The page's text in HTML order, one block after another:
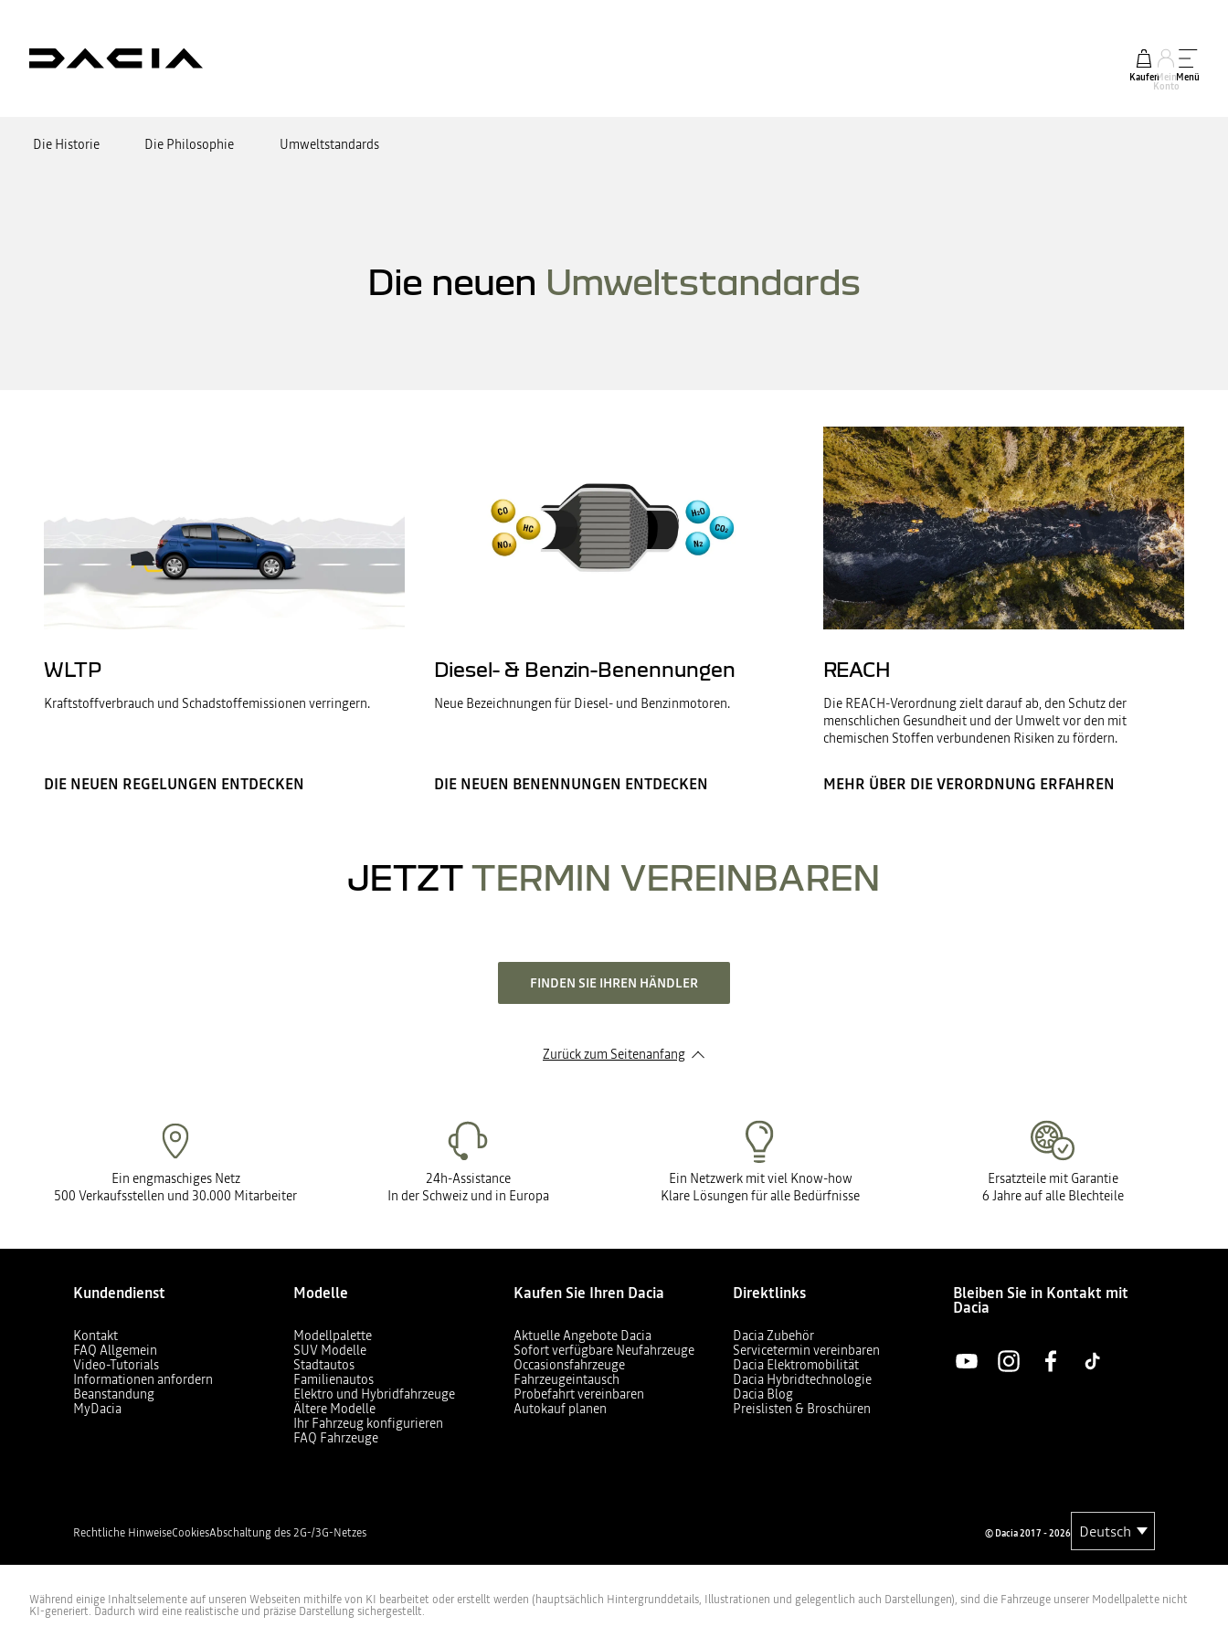
KaufenMein
Konto
Menü
Die Historie Die Philosophie Umweltstandards
Die neuen Umweltstandards
WLTP
Kraftstoffverbrauch und Schadstoffemissionen verringern.
DIE NEUEN REGELUNGEN ENTDECKEN
Diesel- & Benzin-Benennungen
Neue Bezeichnungen für Diesel- und Benzinmotoren.
DIE NEUEN BENENNUNGEN ENTDECKEN
REACH
Die REACH-Verordnung zielt darauf ab, den Schutz der
menschlichen Gesundheit und der Umwelt vor den mit
chemischen Stoffen verbundenen Risiken zu fördern.
MEHR ÜBER DIE VERORDNUNG ERFAHREN
JETZT TERMIN VEREINBAREN
FINDEN SIE IHREN HÄNDLER
Zurück zum Seitenanfang
Ein engmaschiges Netz
500 Verkaufsstellen und 30.000 Mitarbeiter
24h-Assistance
In der Schweiz und in Europa
Ein Netzwerk mit viel Know-how
Klare Lösungen für alle Bedürfnisse
Ersatzteile mit Garantie
6 Jahre auf alle Blechteile
Kundendienst
Kontakt
FAQ Allgemein
Video-Tutorials
Informationen anfordern
Beanstandung
MyDacia
Modelle
Modellpalette
SUV Modelle
Stadtautos
Familienautos
Elektro und Hybridfahrzeuge
Ältere Modelle
Ihr Fahrzeug konfigurieren
FAQ Fahrzeuge
Kaufen Sie Ihren Dacia
Aktuelle Angebote Dacia
Sofort verfügbare Neufahrzeuge
Occasionsfahrzeuge
Fahrzeugeintausch
Probefahrt vereinbaren
Autokauf planen
Direktlinks
Dacia Zubehör
Servicetermin vereinbaren
Dacia Elektromobilität
Dacia Hybridtechnologie
Dacia Blog
Preislisten & Broschüren
Bleiben Sie in Kontakt mit
Dacia
Rechtliche HinweiseCookiesAbschaltung des 2G-/3G-Netzes © Dacia 2017 - 2026
Während einige Inhaltselemente auf unseren Webseiten mithilfe von KI bearbeitet oder erstellt werden (hauptsächlich Hintergrunddetails, Illustrationen und gelegentlich auch Darstellungen), sind die Fahrzeuge unserer Modellpalette nicht
KI-generiert. Dadurch wird eine realistische und präzise Darstellung sichergestellt.